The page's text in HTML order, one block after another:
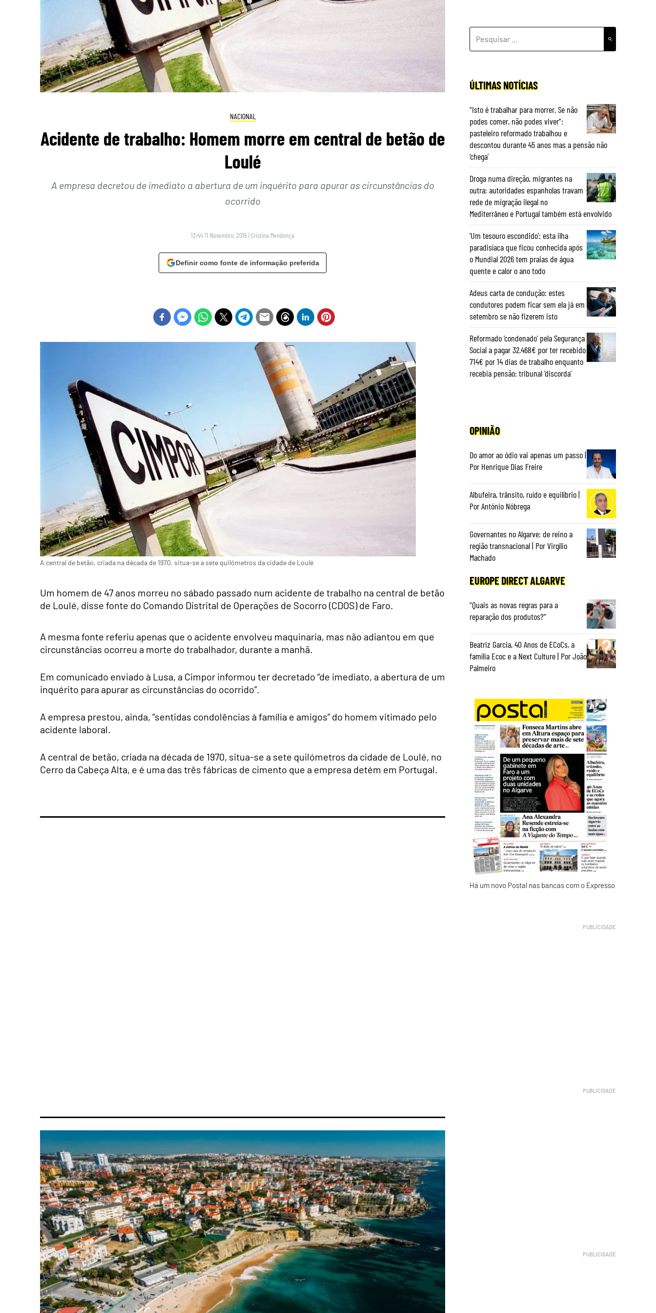
NACIONAL
Acidente de trabalho: Homem morre em central de betão de
Loulé
A empresa decretou de imediato a abertura de um inquérito para apurar as circunstâncias do
ocorrido
13:44 11 Novembro, 2019 | Cristina Mendonça
Definir como fonte de informação preferida
A central de betão, criada na década de 1970, situa-se a sete quilómetros da cidade de Loulé
Um homem de 47 anos morreu no sábado passado num acidente de trabalho na central de betão
de Loulé, disse fonte do Comando Distrital de Operações de Socorro (CDOS) de Faro.
A mesma fonte referiu apenas que o acidente envolveu maquinaria, mas não adiantou em que
circunstâncias ocorreu a morte do trabalhador, durante a manhã.
Em comunicado enviado à Lusa, a Cimpor informou ter decretado “de imediato, a abertura de um
inquérito para apurar as circunstâncias do ocorrido”.
A empresa prestou, ainda, “sentidas condolências à família e amigos” do homem vitimado pelo
acidente laboral.
A central de betão, criada na década de 1970, situa-se a sete quilómetros da cidade de Loulé, no
Cerro da Cabeça Alta, e é uma das três fábricas de cimento que a empresa detém em Portugal.
POR:
ÚLTIMAS NOTÍCIAS
“Isto é trabalhar para morrer. Se não
podes comer, não podes viver”:
pasteleiro reformado trabalhou e
descontou durante 45 anos mas a pensão não
‘chega’
Droga numa direção, migrantes na
outra: autoridades espanholas travam
rede de migração ilegal no
Mediterrâneo e Portugal também está envolvido
‘Um tesouro escondido’: esta ilha
paradisíaca que ficou conhecida após
o Mundial 2026 tem praias de água
quente e calor o ano todo
Adeus carta de condução: estes
condutores podem ficar sem ela já em
setembro se não fizerem isto
Reformado ‘condenado’ pela Segurança
Social a pagar 32.468€ por ter recebido
714€ por 14 dias de trabalho enquanto
recebia pensão: tribunal ‘discorda’
OPINIÃO
Do amor ao ódio vai apenas um passo |
Por Henrique Dias Freire
Albufeira, trânsito, ruído e equilíbrio |
Por António Nóbrega
Governantes no Algarve: de reino a
região transnacional | Por Virgílio
Machado
EUROPE DIRECT ALGARVE
“Quais as novas regras para a
reparação dos produtos?”
Beatriz Garcia, 40 Anos de ECoCs, a
família Ecoc e a Next Culture | Por João
Palmeiro
Há um novo Postal nas bancas com o Expresso